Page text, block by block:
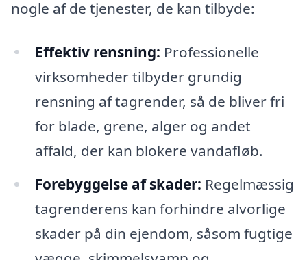
nogle af de tjenester, de kan tilbyde:
Effektiv rensning: Professionelle
virksomheder tilbyder grundig
rensning af tagrender, så de bliver fri
for blade, grene, alger og andet
affald, der kan blokere vandafløb.
Forebyggelse af skader: Regelmæssig
tagrenderens kan forhindre alvorlige
skader på din ejendom, såsom fugtige